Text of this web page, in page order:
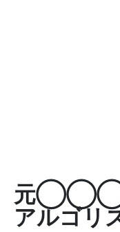
元◯◯◯
アルゴリ